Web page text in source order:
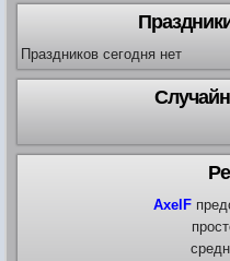
Праздников сегодня нет
AxelF